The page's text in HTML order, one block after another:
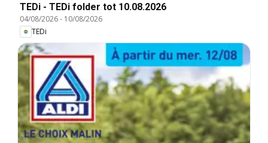
TEDi - TEDi folder tot 10.08.2026
04/08/2026- 10/08/2026
TEDi